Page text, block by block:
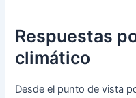
Respuestas
climático
Desde el punto de vista